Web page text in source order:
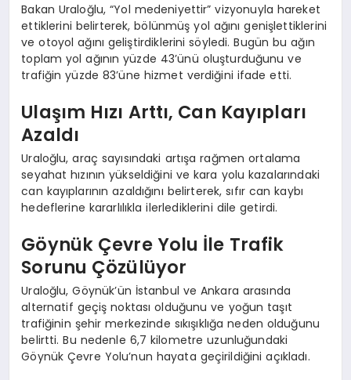
Bakan Uraloğlu, “Yol medeniyettir” vizyonuyla hareket
ettiklerini belirterek, bölünmüş yol ağını genişlettiklerini
ve otoyol ağını geliştirdiklerini söyledi. Bugün bu ağın
toplam yol ağının yüzde 43’ünü oluşturduğunu ve
trafiğin yüzde 83’üne hizmet verdiğini ifade etti.
Ulaşım Hızı Arttı, Can Kayıpları
Azaldı
Uraloğlu, araç sayısındaki artışa rağmen ortalama
seyahat hızının yükseldiğini ve kara yolu kazalarındaki
can kayıplarının azaldığını belirterek, sıfır can kaybı
hedeflerine kararlılıkla ilerlediklerini dile getirdi.
Göynük Çevre Yolu İle Trafik
Sorunu Çözülüyor
Uraloğlu, Göynük’ün İstanbul ve Ankara arasında
alternatif geçiş noktası olduğunu ve yoğun taşıt
trafiğinin şehir merkezinde sıkışıklığa neden olduğunu
belirtti. Bu nedenle 6,7 kilometre uzunluğundaki
Göynük Çevre Yolu’nun hayata geçirildiğini açıkladı.